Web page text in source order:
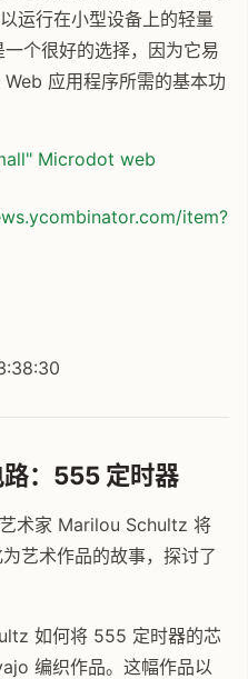
运行在小型设备上的轻量
个很好的选择，因为它易
应用程序所需的基本功
Microdot web
item?
：555 定时器
术家 Marilou Schultz 将
艺术作品的故事，探讨了
如何将 555 定时器的芯
编织作品。这幅作品以